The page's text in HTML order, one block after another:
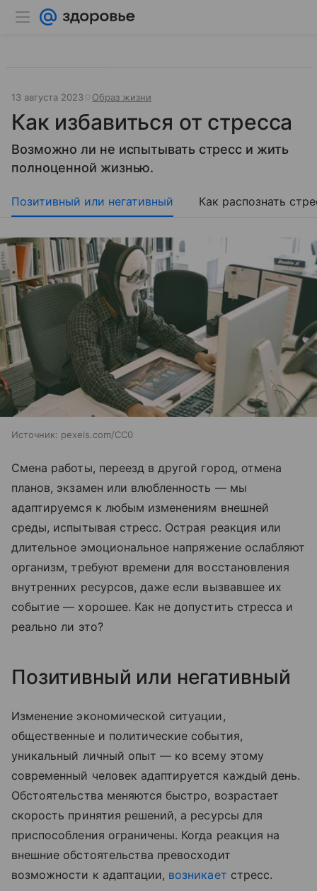
13 августа 2023 Образ жизни
Как избавиться от стресса
Возможно ли не испытывать стресс и жить
полноценной жизнью.
Позитивный или негативный Как распознать
Источник: pexels.com/CC0
Смена работы, переезд в другой город, отмена
планов, экзамен или влюбленность — мы
адаптируемся к любым изменениям внешней
среды, испытывая стресс. Острая реакция или
длительное эмоциональное напряжение ослабляют
организм, требуют времени для восстановления
внутренних ресурсов, даже если вызвавшее их
событие — хорошее. Как не допустить стресса и
реально ли это?
Позитивный или негативный
Изменение экономической ситуации,
общественные и политические события,
уникальный личный опыт — ко всему этому
современный человек адаптируется каждый день.
Обстоятельства меняются быстро, возрастает
скорость принятия решений, а ресурсы для
приспособления ограничены. Когда реакция на
внешние обстоятельства превосходит
возможности к адаптации, возникает стресс.